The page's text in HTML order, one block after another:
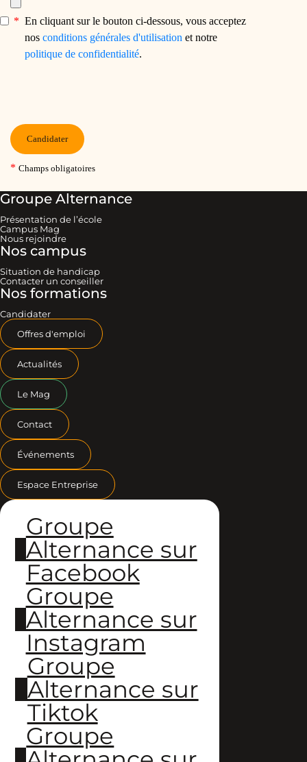
Groupe Alternance
Présentation de l’école
Campus Mag
Nous rejoindre
Nos campus
Situation de handicap
Contacter un conseiller
Nos formations
Candidater
Offres d'emploi
Actualités
Le Mag
Contact
Événements
Espace Entreprise
Groupe
Alternance sur
Facebook
Groupe
Alternance sur
Instagram
Groupe
Alternance sur
Tiktok
Groupe